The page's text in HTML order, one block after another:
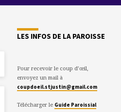
LES INFOS DE LA PAROISSE
Pour recevoir le coup d’œil,
envoyez un mail à
coupdoeil.stjustin@gmail.com
Télécharger le Guide Paroissial